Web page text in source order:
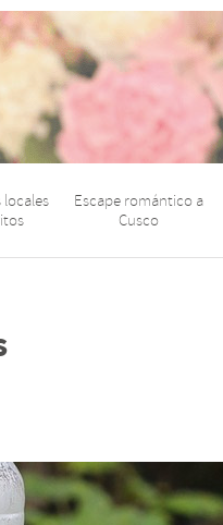
locales
Escape romántico a
Cusco